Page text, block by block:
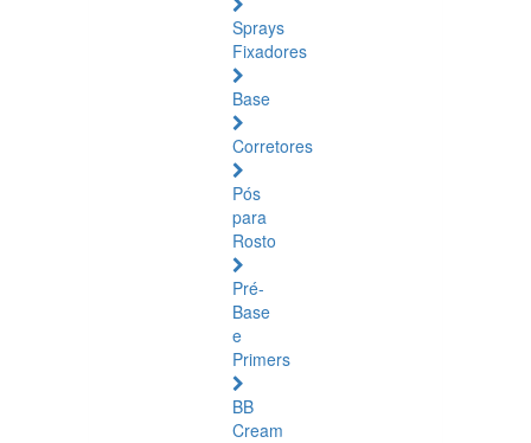
Sprays
Fixadores
Base
Corretores
Pós
para
Rosto
Pré-
Base
e
Primers
BB
Cream